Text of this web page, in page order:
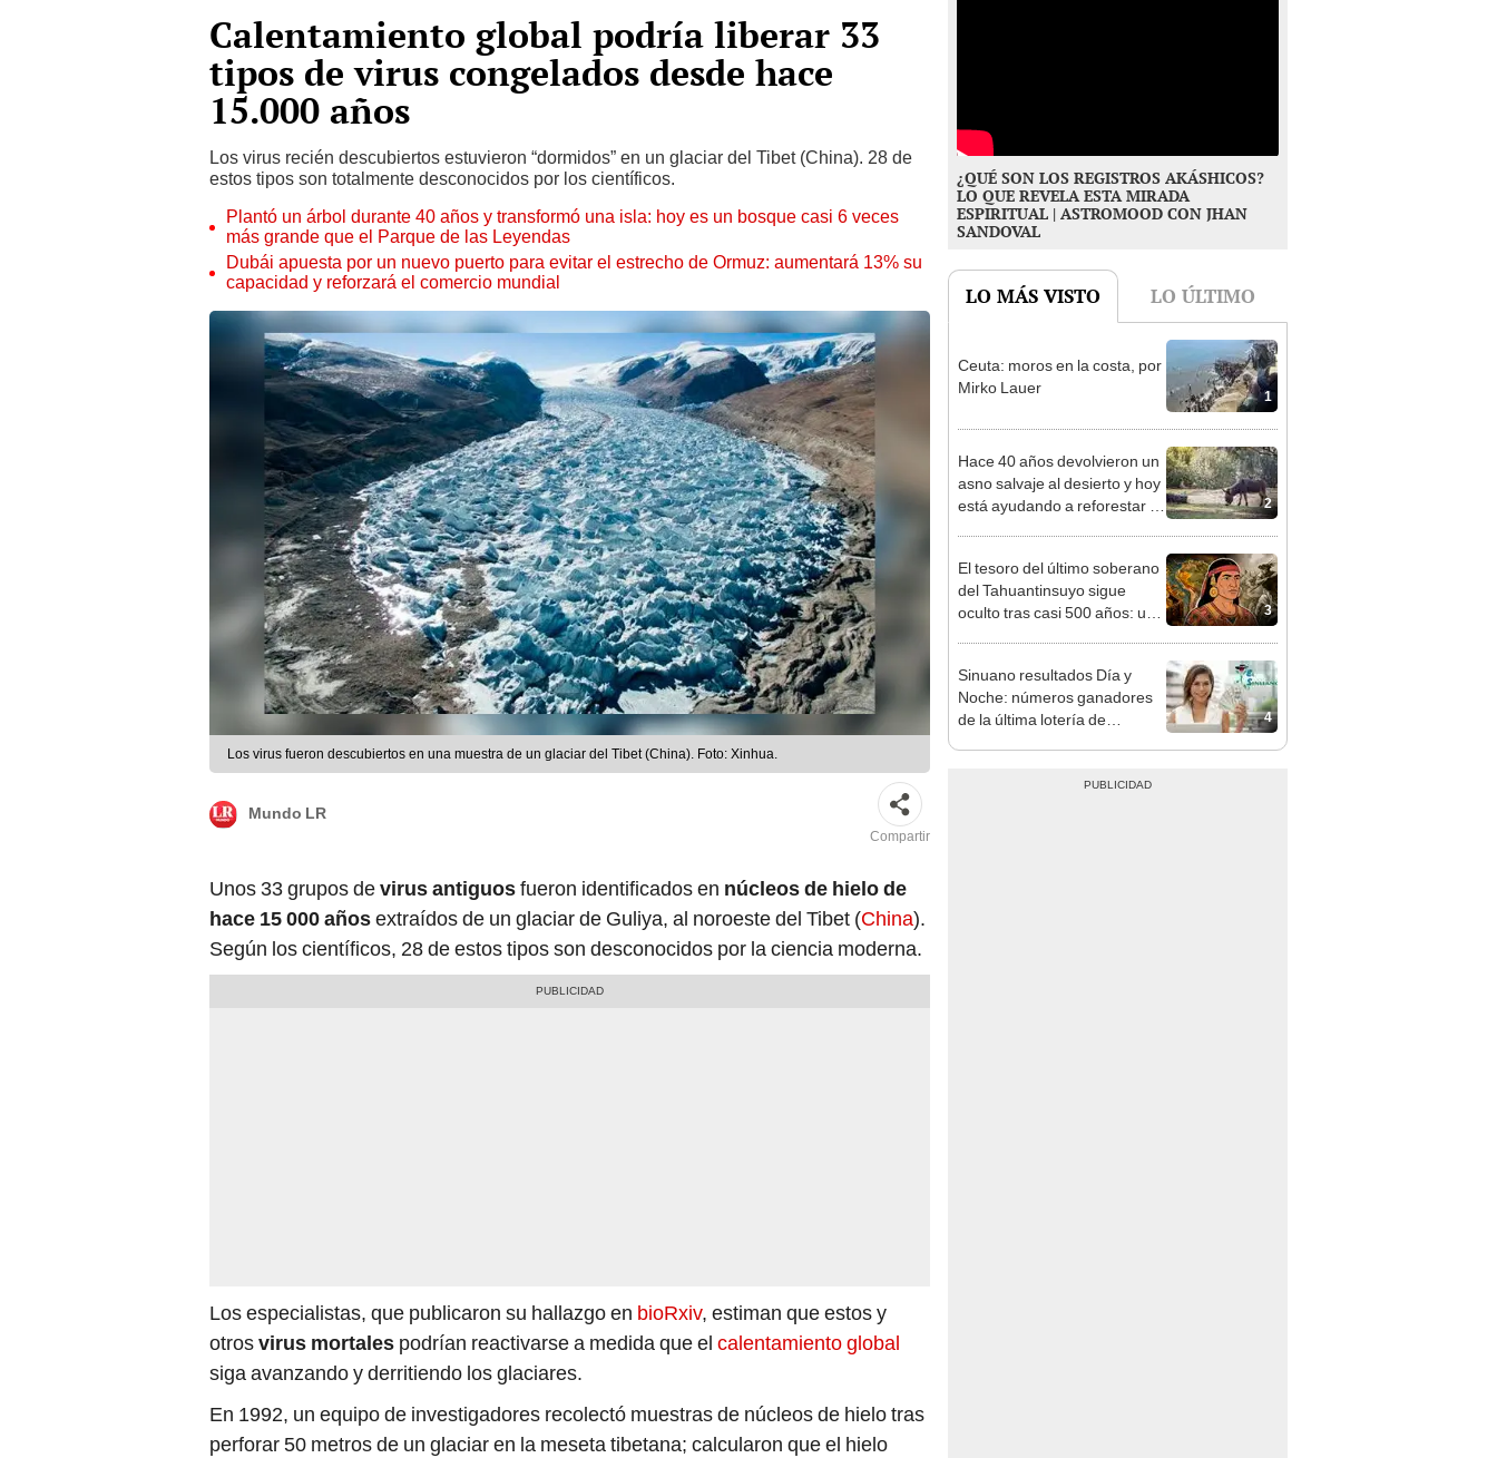
Calentamiento global podría liberar 33
tipos de virus congelados desde hace
15.000 años
Los virus recién descubiertos estuvieron “dormidos” en un glaciar del Tibet (China). 28 de
estos tipos son totalmente desconocidos por los científicos.
Plantó un árbol durante 40 años y transformó una isla: hoy es un bosque casi 6 veces
más grande que el Parque de las Leyendas
Dubái apuesta por un nuevo puerto para evitar el estrecho de Ormuz: aumentará 13% su
capacidad y reforzará el comercio mundial
Los virus fueron descubiertos en una muestra de un glaciar del Tibet (China). Foto: Xinhua.
Mundo LR
Compartir
Unos 33 grupos devirus antiguosfueron identificados en núcleos de hielo de
hace 15 000 añosextraídos de un glaciar de Guliya, al noroeste del Tibet (China).
Según los científicos, 28 de estos tipos son desconocidos por la ciencia moderna.
Los especialistas, que publicaron su hallazgo en bioRxiv, estiman que estos y
otrosvirus mortales podrían reactivarse a medida que el calentamiento global
siga avanzando y derritiendo los glaciares.
En 1992, un equipo de investigadores recolectó muestras de núcleos de hielo tras
perforar 50 metros de un glaciar en la meseta tibetana; calcularon que el hielo
¿QUÉ SON LOS REGISTROS AKÁSHICOS?
LO QUE REVELA ESTA MIRADA
ESPIRITUAL | ASTROMOOD CON JHAN
SANDOVAL
LO MÁS VISTO LO ÚLTIMO
1
Ceuta: moros en la costa, por
Mirko Lauer
2
Hace 40 años devolvieron un
asno salvaje al desierto y hoy
está ayudando a reforestar el
3
El tesoro del último soberano
del Tahuantinsuyo sigue
oculto tras casi 500 años: un
4
Sinuano resultados Día y
Noche: números ganadores
de la última lotería de